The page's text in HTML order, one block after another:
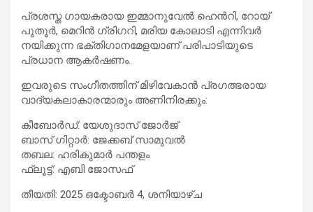
പ്രശസ്ത ഗായകരായ ഇമ്മാനുവേൽ ഹെൻറി, റോയ്
പുതൂർ, മെറിൻ ഗ്രിഗറി, മരിയ കോലാടി എന്നിവർ
നയിക്കുന്ന ഭക്തിഗാനമേളയാണ് പരിപാടിയുടെ
പ്രധാന ആകർഷണം.
ഇവരുടെ സംഗീതത്തിന് മിഴിവേകാൻ പ്രഗത്ഭരായ
വാദ്യകലാകാരന്മാരും അണിനിരക്കും:
കീബോർഡ്: യേശുദാസ് ജോർജ്
ബാസ് ഗിറ്റാർ: ജേക്കബ് സാമുവൽ
തബല: ഹരികുമാർ പന്തളം
ഫ്ലൂട്ട്: എബി ജോസഫ്
തീയതി: 2025 ഒക്ടോബർ 4, ശനിയാഴ്ച